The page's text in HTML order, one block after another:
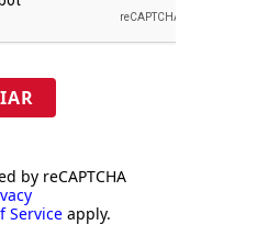
by reCAPTCHA
Service apply.